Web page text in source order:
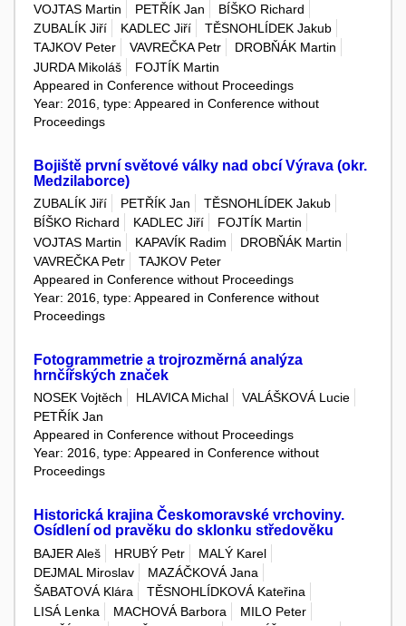
VOJTAS Martin PETŘÍK Jan
BÍŠKO Richard
ZUBALÍK Jiří
KADLEC Jiří
TĚSNOHLÍDEK Jakub
TAJKOV Peter
VAVREČKA Petr
DROBŇÁK Martin
JURDA Mikoláš
FOJTÍK Martin
Appeared in Conference without Proceedings
Year: 2016, type: Appeared in Conference without
Proceedings
Bojiště první světové války nad obcí Výrava (okr.
Medzilaborce)
ZUBALÍK Jiří PETŘÍK Jan
TĚSNOHLÍDEK Jakub
BÍŠKO Richard
KADLEC Jiří
FOJTÍK Martin
VOJTAS Martin
KAPAVÍK Radim
DROBŇÁK Martin
VAVREČKA Petr
TAJKOV Peter
Appeared in Conference without Proceedings
Year: 2016, type: Appeared in Conference without
Proceedings
Fotogrammetrie a trojrozměrná analýza
hrnčířských značek
NOSEK Vojtěch HLAVICA Michal
VALÁŠKOVÁ Lucie
PETŘÍK Jan
Appeared in Conference without Proceedings
Year: 2016, type: Appeared in Conference without
Proceedings
Historická krajina Českomoravské vrchoviny.
Osídlení od pravěku do sklonku středověku
BAJER Aleš HRUBÝ Petr
MALÝ Karel
DEJMAL Miroslav
MAZÁČKOVÁ Jana
ŠABATOVÁ Klára
TĚSNOHLÍDKOVÁ Kateřina
LISÁ Lenka
MACHOVÁ Barbora
MILO Peter